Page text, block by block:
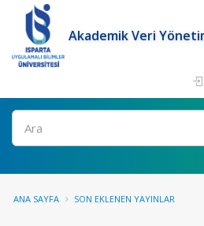
Akademik Veri
Ara
ANA SAYFA SON EKLENEN YAYINLAR